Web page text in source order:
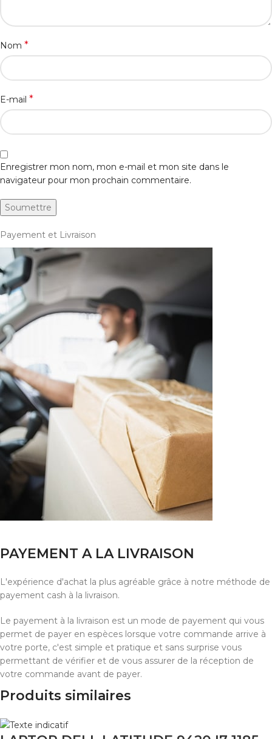
Nom *
E-mail *
Enregistrer mon nom, mon e-mail et mon site dans le
navigateur pour mon prochain commentaire.
Payement et Livraison
PAYEMENT A LA LIVRAISON
L'expérience d'achat la plus agréable grâce à notre méthode de
payement cash à la livraison.
Le payement à la livraison est un mode de payement qui vous
permet de payer en espèces lorsque votre commande arrive à
votre porte, c'est simple et pratique et sans surprise vous
permettant de vérifier et de vous assurer de la réception de
votre commande avant de payer.
Produits similaires